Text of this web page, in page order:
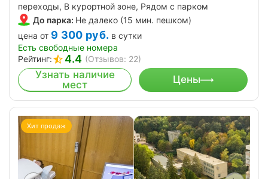
переходы, В курортной зоне, Рядом с парком
До парка: Не далеко (15 мин. пешком)
цена от 9 300 руб. в сутки
Есть свободные номера
Рейтинг:
4.4 (Отзывов: 22)
Узнать наличие
мест
Цены
Хит продаж